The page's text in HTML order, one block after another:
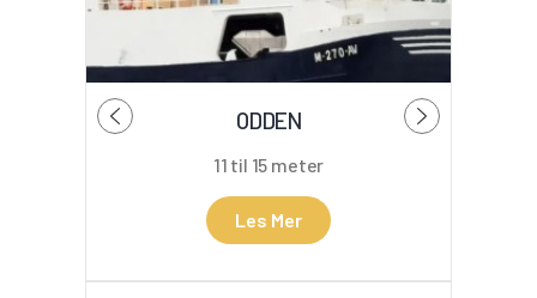
ODDEN
11 til 15 meter
Les Mer